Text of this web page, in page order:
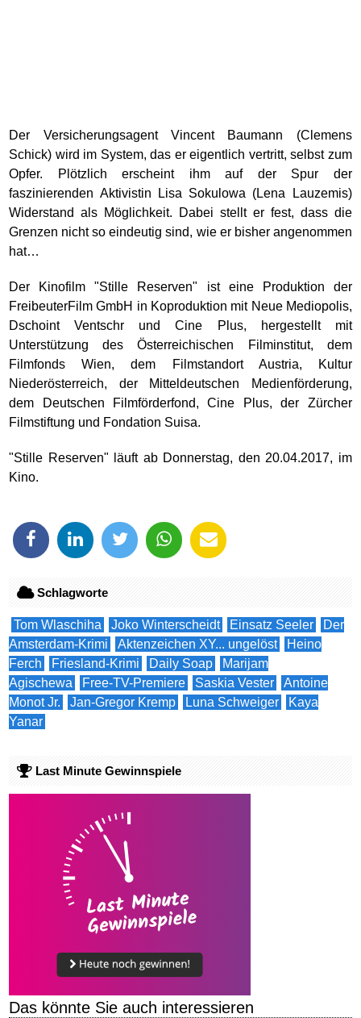
Der Versicherungsagent Vincent Baumann (Clemens
Schick) wird im System, das er eigentlich vertritt, selbst zum
Opfer. Plötzlich erscheint ihm auf der Spur der
faszinierenden Aktivistin Lisa Sokulowa (Lena Lauzemis)
Widerstand als Möglichkeit. Dabei stellt er fest, dass die
Grenzen nicht so eindeutig sind, wie er bisher angenommen
hat…
Der Kinofilm "Stille Reserven" ist eine Produktion der
FreibeuterFilm GmbH in Koproduktion mit Neue Mediopolis,
Dschoint Ventschr und Cine Plus, hergestellt mit
Unterstützung des Österreichischen Filminstitut, dem
Filmfonds Wien, dem Filmstandort Austria, Kultur
Niederösterreich, der Mitteldeutschen Medienförderung,
dem Deutschen Filmförderfond, Cine Plus, der Zürcher
Filmstiftung und Fondation Suisa.
"Stille Reserven" läuft ab Donnerstag, den 20.04.2017, im
Kino.
Schlagworte
Tom Wlaschiha Joko Winterscheidt Einsatz Seeler
Der
Amsterdam-Krimi
Aktenzeichen XY... ungelöst
Heino
Ferch
Friesland-Krimi Daily Soap
Marijam
Agischewa
Free-TV-Premiere Saskia Vester
Antoine
Monot Jr.
Jan-Gregor Kremp Luna Schweiger
Kaya
Yanar
Last Minute Gewinnspiele
Das könnte Sie auch interessieren